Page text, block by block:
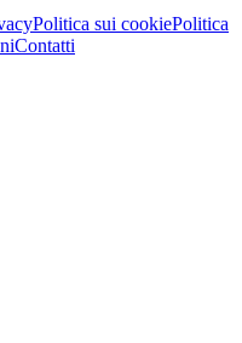
Politica sui cookiePolitica
Contatti